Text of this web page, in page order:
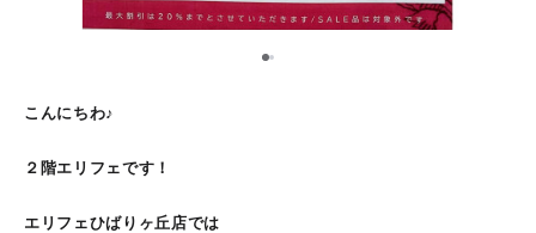
1
こんにちわ♪
２階エリフェです！
エリフェひばりヶ丘店では